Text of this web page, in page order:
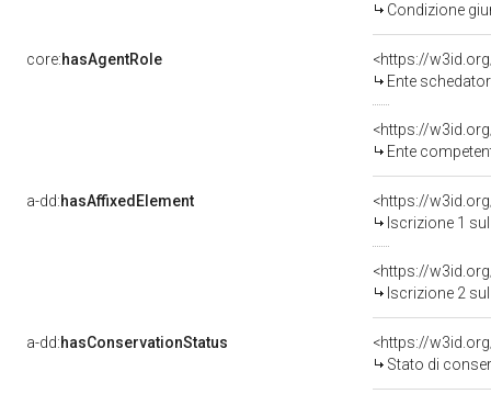
Condizione
core:hasAgentRole
<https://
Ente
<https://
Ente competente per
a-dd:hasAffixedElement
<https://
Iscrizione 1
<https://
Iscrizione 2
a-dd:hasConservationStatus
<https://
Stato di